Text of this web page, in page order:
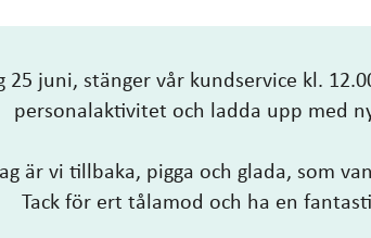
25 juni, stänger vår kundservice kl.
personalaktivitet och ladda upp med
är vi tillbaka, pigga och glada, som
Tack för ert tålamod och ha en